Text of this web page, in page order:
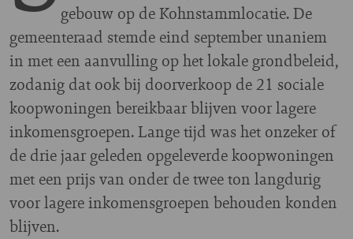
gebouw op de Kohnstammlocatie. De
gemeenteraad stemde eind september unaniem
in met een aanvulling op het lokale grondbeleid,
zodanig dat ook bij doorverkoop de 21 sociale
koopwoningen bereikbaar blijven voor lagere
inkomensgroepen. Lange tijd was het onzeker of
de drie jaar geleden opgeleverde koopwoningen
met een prijs van onder de twee ton langdurig
voor lagere inkomensgroepen behouden konden
blijven.